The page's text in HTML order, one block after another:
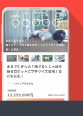
ます。
※特殊文
字・記
号は使
用でき
ませ
ん。
合は、
空欄で
作成さ
せてい
ただき
ます。
(ミニ旗
など) ※
お名前
（ニッ
ム可）
別途お
知らせ
させて
いただ
きま
す。 ⑤
生誕限
定オリ
ジナル
ネーム
ト リ
ご自宅
へ郵送
させて
いただ
きま
す。 ④
フラ
ワース
タンド
(名前掲
日会場